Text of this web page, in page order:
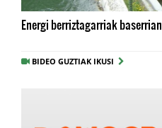
Energi berriztagarriak baserrian
BIDEO GUZTIAK IKUSI